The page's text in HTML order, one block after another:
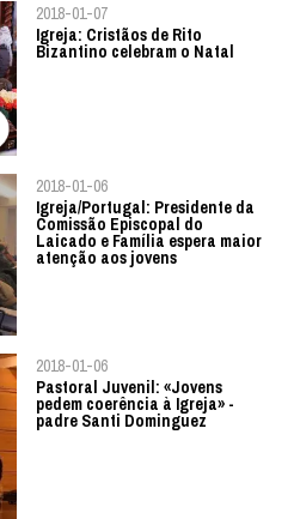
2018-01-07
Igreja: Cristãos de Rito
Bizantino celebram o Natal
2018-01-06
Igreja/Portugal: Presidente da
Comissão Episcopal do
Laicado e Família espera maior
atenção aos jovens
2018-01-06
Pastoral Juvenil: «Jovens
pedem coerência à Igreja» -
padre Santi Dominguez